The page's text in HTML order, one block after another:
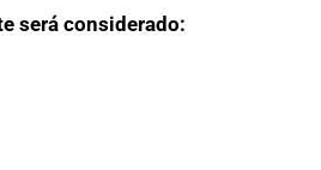
será considerado: